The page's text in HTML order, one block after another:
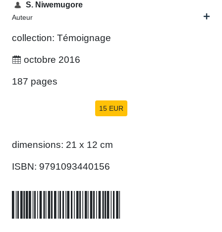
S. Niwemugore
Auteur
collection: Témoignage
octobre 2016
187 pages
15 EUR
dimensions: 21 x 12 cm
ISBN: 9791093440156